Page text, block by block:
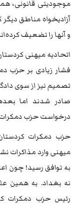
موجودیتی قانونی،
آزادیخواه مناطق دیگر
و آنها را تضعیف
اتحادیه میهنی
فشار زیادی بر حزب
تصمیم نیز از سوی
صادر شدند اما
درخواست حزب
حزب دمکرات
میهنی وارد مذاکرات
به توافق رسید! چون
نه بغداد. به همین
رئیس حزب دمکرات